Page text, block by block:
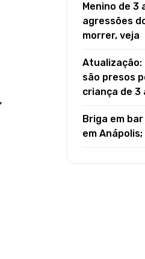
Menino de
agressões
morrer, veja
Atualização:
são presos
criança de 3
Briga em
em